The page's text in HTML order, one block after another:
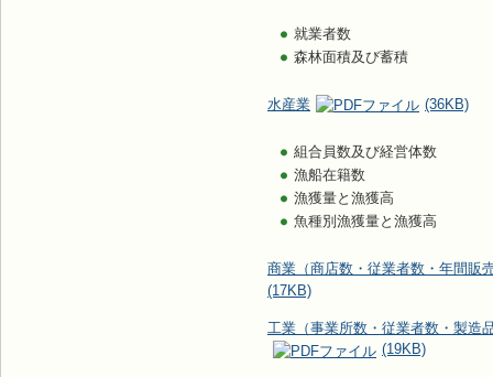
就業者数
森林面積及び蓄積
水産業 (36KB)
組合員数及び経営体数
漁船在籍数
漁獲量と漁獲高
魚種別漁獲量と漁獲高
商業（商店数・従業者数・年間販
(17KB)
工業（事業所数・従業者数・製造
(19KB)